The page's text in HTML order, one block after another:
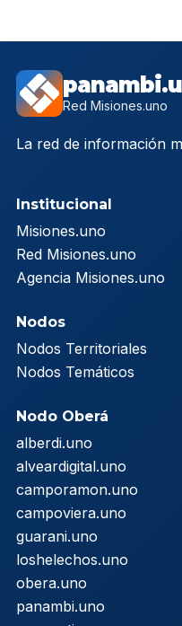
Red Misiones.uno
La red de información
Institucional
Misiones.uno
Red Misiones.uno
Agencia Misiones.uno
Nodos
Nodos Territoriales
Nodos Temáticos
Nodo Oberá
alberdi.uno
alveardigital.uno
camporamon.uno
campoviera.uno
guarani.uno
loshelechos.uno
obera.uno
panambi.uno